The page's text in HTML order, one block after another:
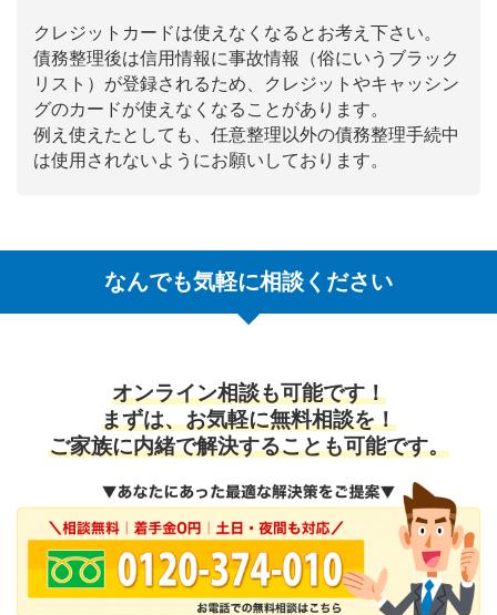
クレジットカードは使えなくなるとお考え下さい。
債務整理後は信用情報に事故情報（俗にいうブラック
リスト）が登録されるため、クレジットやキャッシン
グのカードが使えなくなることがあります。
例え使えたとしても、任意整理以外の債務整理手続中
は使用されないようにお願いしております。
なんでも気軽に相談ください
オンライン相談も可能です！
まずは、お気軽に無料相談を！
ご家族に内緒で解決することも可能です。